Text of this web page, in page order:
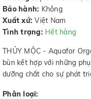
Bảo hành: Không
Xuất xứ: Việt Nam
Tình trạng: Hết hàng
THỦY MỘC - Aquafor
bùn kết hợp với những
dưỡng chất cho sự phát
Phân loại: